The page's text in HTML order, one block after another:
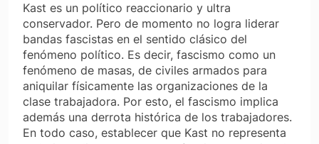
Kast es un político reaccionario y ultra
conservador. Pero de momento no logra liderar
bandas fascistas en el sentido clásico del
fenómeno político. Es decir, fascismo como un
fenómeno de masas, de civiles armados para
aniquilar físicamente las organizaciones de la
clase trabajadora. Por esto, el fascismo implica
además una derrota histórica de los trabajadores.
En todo caso, establecer que Kast no representa